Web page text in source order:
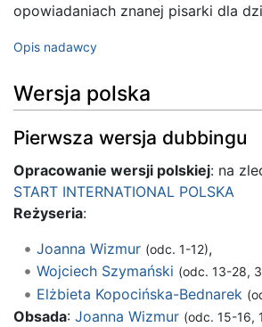
opowiadaniach znanej pisarki dla
Opis nadawcy
Wersja polska
Pierwsza wersja dubbingu
Opracowanie wersji polskiej: na
START INTERNATIONAL POLSKA
Reżyseria:
Joanna Wizmur (odc. 1-12),
Wojciech Szymański (odc. 13-28,
Elżbieta Kopocińska-Bednarek
Obsada: Joanna Wizmur (odc. 15-16,